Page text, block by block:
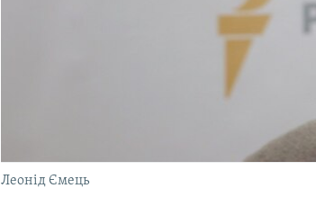
Леонід Ємець